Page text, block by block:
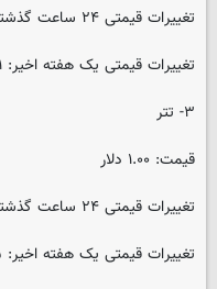
تغییرات قیمتی ۲۴ ساعت گذشته: ۰.۸۲ درصد کاهش
تغییرات قیمتی یک هفته اخیر: ۸.۰۱ درصد افزایش
۳- تتر
قیمت: ۱.۰۰ دلار
تغییرات قیمتی ۲۴ ساعت گذشته: ۰.۰۲ درصد افزایش
تغییرات قیمتی یک هفته اخیر: ۰.۰۵ درصد افزایش